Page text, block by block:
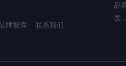
牌智库 联系我们
品
发